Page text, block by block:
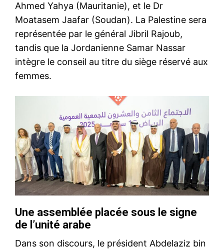
Ahmed Yahya (Mauritanie), et le Dr
Moatasem Jaafar (Soudan). La Palestine sera
représentée par le général Jibril Rajoub,
tandis que la Jordanienne Samar Nassar
intègre le conseil au titre du siège réservé aux
femmes.
Une assemblée placée sous le signe
de l’unité arabe
Dans son discours, le président Abdelaziz bin